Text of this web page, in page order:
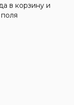
в корзину и